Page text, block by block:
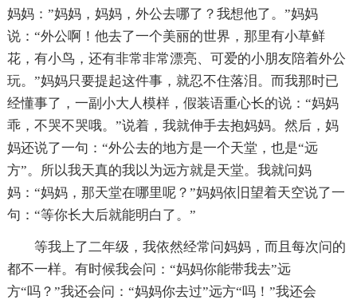
妈妈：”妈妈，妈妈，外公去哪了？我想他了。”妈妈
说：“外公啊！他去了一个美丽的世界，那里有小草鲜
花，有小鸟，还有非常非常漂亮、可爱的小朋友陪着外公
玩。”妈妈只要提起这件事，就忍不住落泪。而我那时已
经懂事了，一副小大人模样，假装语重心长的说：“妈妈
乖，不哭不哭哦。”说着，我就伸手去抱妈妈。然后，妈
妈还说了一句：“外公去的地方是一个天堂，也是“远
方”。所以我天真的我以为远方就是天堂。我就问妈
妈：“妈妈，那天堂在哪里呢？”妈妈依旧望着天空说了一
句：“等你长大后就能明白了。”
等我上了二年级，我依然经常问妈妈，而且每次问的
都不一样。有时候我会问：“妈妈你能带我去”远
方“吗？”我还会问：“妈妈你去过”远方“吗！”我还会